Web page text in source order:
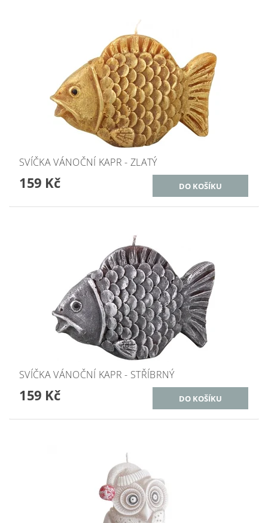
SVÍČKA VÁNOČNÍ KAPR - ZLATÝ
159 Kč
SVÍČKA VÁNOČNÍ KAPR - STŘÍBRNÝ
159 Kč